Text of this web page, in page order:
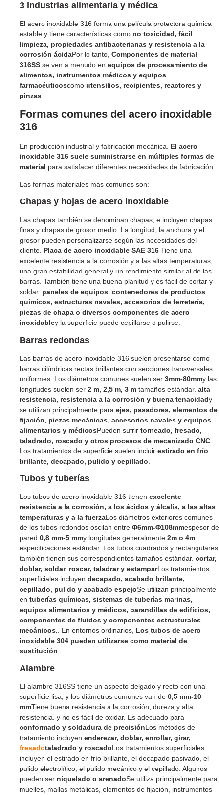
3 Industrias alimentaria y médica
El acero inoxidable 316 forma una película protectora química
estable y tiene características como no toxicidad, fácil
limpieza, propiedades antibacterianas y resistencia a la
corrosión ácidaPor lo tanto, Componentes de material
316SS se ven a menudo en equipos de procesamiento de
alimentos, instrumentos médicos y equipos
farmacéuticoscomo utensilios, recipientes, reactores y
pinzas
Formas comunes del acero inoxidable
316
En producción industrial y fabricación mecánica, El acero
inoxidable 316 suele suministrarse en múltiples formas de
material para satisfacer diferentes necesidades de fabricación.
Las formas materiales más comunes son:
Chapas y hojas de acero inoxidable
Las chapas también se denominan chapas, e incluyen chapas
finas y chapas de grosor medio. La longitud, la anchura y el
grosor pueden personalizarse según las necesidades del
cliente. Placa de acero inoxidable SAE 316 Tiene una
excelente resistencia a la corrosión y a las altas temperaturas,
una gran estabilidad general y un rendimiento similar al de las
barras. También tiene una buena planitud y es fácil de cortar y
soldar. paneles de equipos, contenedores de productos
químicos, estructuras navales, accesorios de ferretería,
piezas de chapa o diversos componentes de acero
inoxidabley la superficie puede cepillarse o pulirse.
Barras redondas
Las barras de acero inoxidable 316 suelen presentarse como
barras cilíndricas rectas brillantes con secciones transversales
uniformes. Los diámetros comunes suelen ser 3mm-80mmy las
longitudes suelen ser 2 m, 2,5 m, 3 m tamaños estándar. alta
resistencia, resistencia a la corrosión y buena tenacidady
se utilizan principalmente para ejes, pasadores, elementos de
fijación, piezas mecánicas, accesorios navales y equipos
alimentarios y médicosPueden sufrir torneado, fresado,
taladrado, roscado y otros procesos de mecanizado CNC
Los tratamientos de superficie suelen incluir estirado en frío
brillante, decapado, pulido y cepillado
Tubos y tuberías
Los tubos de acero inoxidable 316 tienen excelente
resistencia a la corrosión, a los ácidos y álcalis, a las altas
temperaturas y a la fuerzaLos diámetros exteriores comunes
de los tubos redondos oscilan entre Φ6mm-Φ108mmespesor de
pared 0,8 mm-5 mmy longitudes generalmente 2m o 4m
especificaciones estándar. Los tubos cuadrados y rectangulares
también tienen sus correspondientes tamaños estándar. cortar,
doblar, soldar, roscar, taladrar y estamparLos tratamientos
superficiales incluyen decapado, acabado brillante,
cepillado, pulido y acabado espejoSe utilizan principalmente
en tuberías químicas, sistemas de tuberías marinas,
equipos alimentarios y médicos, barandillas de edificios,
componentes de fluidos y componentes estructurales
mecánicos. . En entornos ordinarios, Los tubos de acero
inoxidable 304 pueden utilizarse como material de
sustitución
Alambre
El alambre 316SS tiene un aspecto delgado y recto con una
superficie lisa, y los diámetros comunes van de 0,5 mm-10
mmTiene buena resistencia a la corrosión, dureza y alta
resistencia, y no es fácil de oxidar. Es adecuado para
conformado y soldadura de precisiónLos métodos de
tratamiento incluyen enderezar, doblar, enrollar, girar,
fresadotaladrado y roscadoLos tratamientos superficiales
incluyen el estirado en frío brillante, el decapado pasivado, el
pulido electrolítico, el pulido mecánico y el cepillado. Algunos
pueden ser niquelado o arenadoSe utiliza principalmente para
muelles, mallas metálicas, elementos de fijación, instrumentos